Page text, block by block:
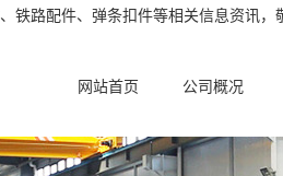
铁路配件、弹条扣件等相关信息资讯，
网站首页 公司概况